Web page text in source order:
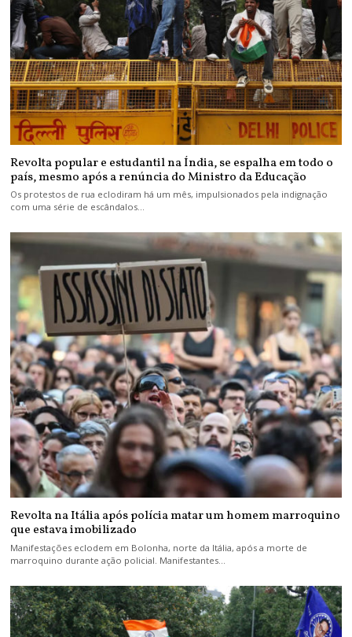
Revolta popular e estudantil na Índia, se espalha em todo o
país, mesmo após a renúncia do Ministro da Educação
Os protestos de rua eclodiram há um mês, impulsionados pela indignação
com uma série de escândalos…
Revolta na Itália após polícia matar um homem marroquino
que estava imobilizado
Manifestações eclodem em Bolonha, norte da Itália, após a morte de
marroquino durante ação policial. Manifestantes…